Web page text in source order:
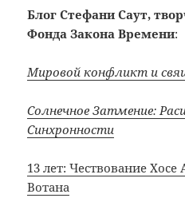
Блог Стефани Саут,
Фонда Закона Времени:
Мировой конфликт и
Солнечное Затмение:
Синхронности
13 лет: Чествование Хосе
Вотана